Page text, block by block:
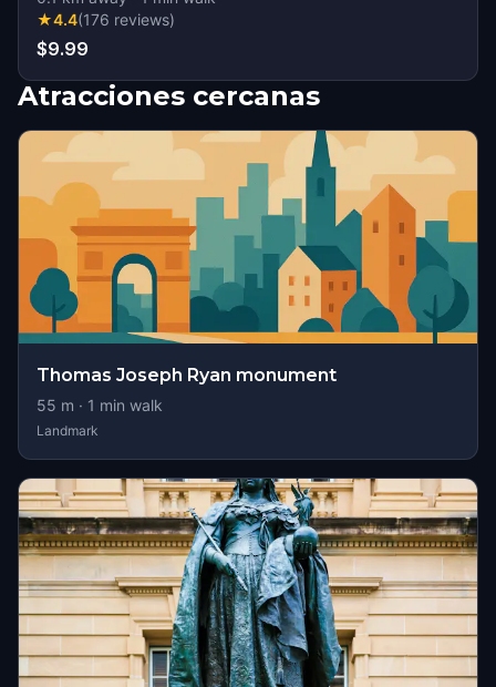
★4.4(176 reviews)
$9.99
Atracciones cercanas
Thomas Joseph Ryan monument
55 m · 1 min walk
Landmark